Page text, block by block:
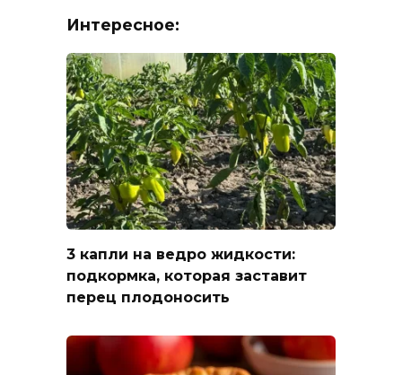
Интересное:
3 капли на ведро жидкости:
подкормка, которая заставит
перец плодоносить